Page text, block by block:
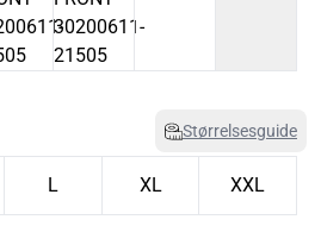
Størrelsesguide
L XL XXL